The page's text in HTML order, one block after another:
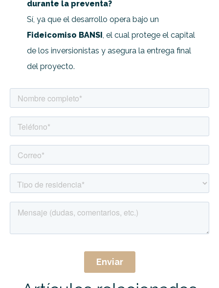
durante la preventa?
Sí, ya que el desarrollo opera bajo un
Fideicomiso BANSI, el cual protege el capital
de los inversionistas y asegura la entrega final
del proyecto.